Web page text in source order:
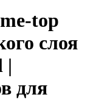
top
слоя
|
для